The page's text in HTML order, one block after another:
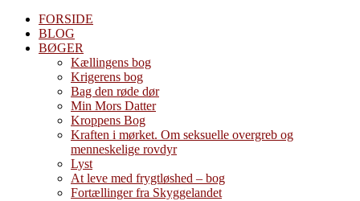
FORSIDE
BLOG
BØGER
Kællingens bog
Krigerens bog
Bag den røde dør
Min Mors Datter
Kroppens Bog
Kraften i mørket. Om seksuelle overgreb og
menneskelige rovdyr
Lyst
At leve med frygtløshed – bog
Fortællinger fra Skyggelandet